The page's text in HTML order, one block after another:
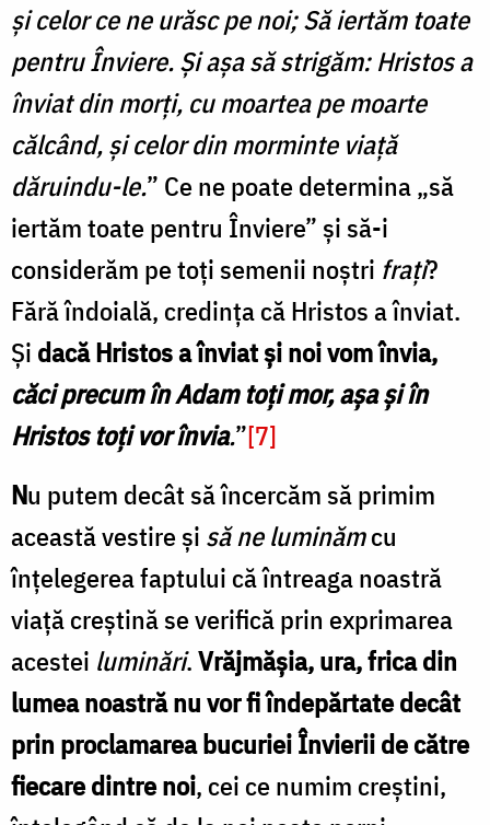
şi celor ce ne urăsc pe noi; Să iertăm toate
pentru Înviere. Şi aşa să strigăm: Hristos a
înviat din morţi, cu moartea pe moarte
călcând, şi celor din morminte viaţă
dăruindu-le.” Ce ne poate determina „să
iertăm toate pentru Înviere” şi să-i
considerăm pe toţi semenii noştri fraţi?
Fără îndoială, credinţa că Hristos a înviat.
Şi dacă Hristos a înviat şi noi vom învia,
căci precum în Adam toţi mor, aşa şi în
Hristos toţi vor învia.”[7]
Nu putem decât să încercăm să primim
această vestire şi să ne luminămcu
înțelegerea faptului că întreaga noastră
viață creștină se verifică prin exprimarea
acestei luminări.Vrăjmășia, ura, frica din
lumea noastră nu vor fi îndepărtate decât
prin proclamarea bucuriei Învierii de către
fiecare dintre noi, cei ce numim creștini,